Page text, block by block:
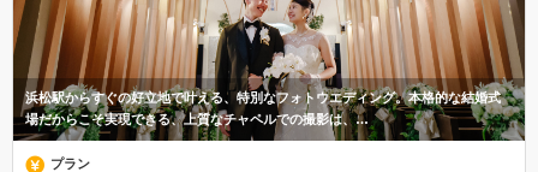
浜松駅からすぐの好立地で叶える、特別なフォトウエディング。本格的な結婚式
場だからこそ実現できる、上質なチャペルでの撮影は、…
プラン